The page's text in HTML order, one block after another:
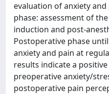
evaluation of anxiety
phase: assessment of
induction and post-
Postoperative phase
anxiety and pain at
results indicate a
preoperative anxiety/
postoperative pain